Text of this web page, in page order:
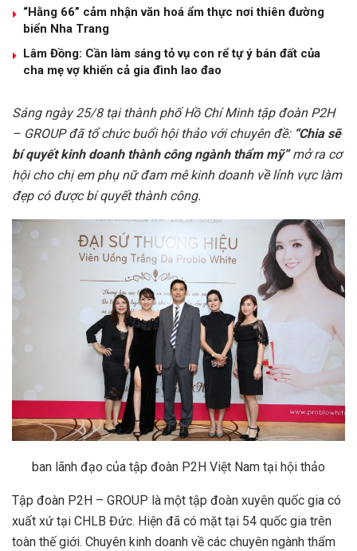
“Hằng 66” cảm nhận văn hoá ẩm thực nơi thiên đường
biển Nha Trang
Lâm Đồng: Cần làm sáng tỏ vụ con rể tự ý bán đất của
cha mẹ vợ khiến cả gia đình lao đao
Sáng ngày 25/8 tại thành phố Hồ Chí Minh tập đoàn P2H
– GROUP đã tổ chức buổi hội thảo với chuyên đề: “Chia sẽ
bí quyết kinh doanh thành công ngành thẩm mỹ”mở ra cơ
hội cho chị em phụ nữ đam mê kinh doanh về lỉnh vực làm
đẹp có được bí quyết thành công.
ban lãnh đạo của tập đoàn P2H Việt Nam tại hội thảo
Tập đoàn P2H – GROUP là một tập đoàn xuyên quốc gia có
xuất xứ tại CHLB Đức. Hiện đã có mặt tại 54 quốc gia trên
toàn thế giới. Chuyên kinh doanh về các chuyên ngành thẩm